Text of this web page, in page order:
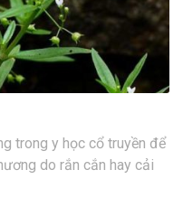
trong y học cổ truyền để
do rắn cắn hay cải